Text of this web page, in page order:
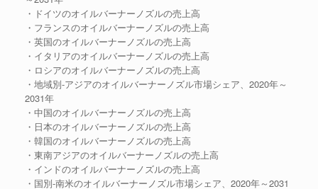
・ドイツのオイルバーナーノズルの売上高
・フランスのオイルバーナーノズルの売上高
・英国のオイルバーナーノズルの売上高
・イタリアのオイルバーナーノズルの売上高
・ロシアのオイルバーナーノズルの売上高
・地域別-アジアのオイルバーナーノズル市場シェア、2020年～
2031年
・中国のオイルバーナーノズルの売上高
・日本のオイルバーナーノズルの売上高
・韓国のオイルバーナーノズルの売上高
・東南アジアのオイルバーナーノズルの売上高
・インドのオイルバーナーノズルの売上高
・国別-南米のオイルバーナーノズル市場シェア、2020年～2031